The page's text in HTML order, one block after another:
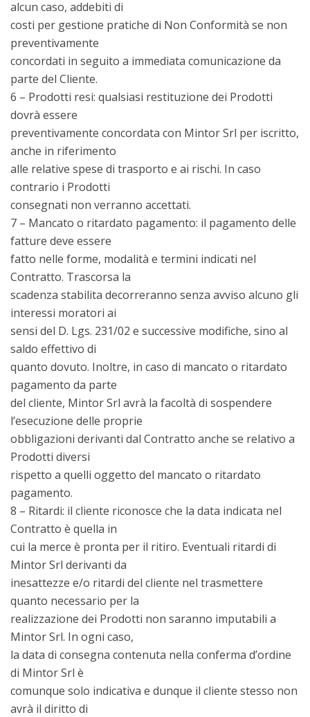
alcun caso, addebiti di
costi per gestione pratiche di Non Conformità se non
preventivamente
concordati in seguito a immediata comunicazione da
parte del Cliente.
6 – Prodotti resi: qualsiasi restituzione dei Prodotti
dovrà essere
preventivamente concordata con Mintor Srl per iscritto,
anche in riferimento
alle relative spese di trasporto e ai rischi. In caso
contrario i Prodotti
consegnati non verranno accettati.
7 – Mancato o ritardato pagamento: il pagamento delle
fatture deve essere
fatto nelle forme, modalità e termini indicati nel
Contratto. Trascorsa la
scadenza stabilita decorreranno senza avviso alcuno gli
interessi moratori ai
sensi del D. Lgs. 231/02 e successive modifiche, sino al
saldo effettivo di
quanto dovuto. Inoltre, in caso di mancato o ritardato
pagamento da parte
del cliente, Mintor Srl avrà la facoltà di sospendere
l’esecuzione delle proprie
obbligazioni derivanti dal Contratto anche se relativo a
Prodotti diversi
rispetto a quelli oggetto del mancato o ritardato
pagamento.
8 – Ritardi: il cliente riconosce che la data indicata nel
Contratto è quella in
cui la merce è pronta per il ritiro. Eventuali ritardi di
Mintor Srl derivanti da
inesattezze e/o ritardi del cliente nel trasmettere
quanto necessario per la
realizzazione dei Prodotti non saranno imputabili a
Mintor Srl. In ogni caso,
la data di consegna contenuta nella conferma d’ordine
di Mintor Srl è
comunque solo indicativa e dunque il cliente stesso non
avrà il diritto di